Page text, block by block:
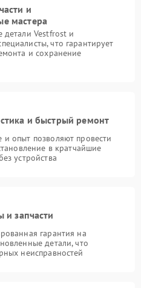
и
мастера
детали Vestfrost и
что гарантирует
и сохранение
и быстрый ремонт
опыт позволяют провести
в кратчайшие
устройства
и запчасти
гарантия на
детали, что
неисправностей